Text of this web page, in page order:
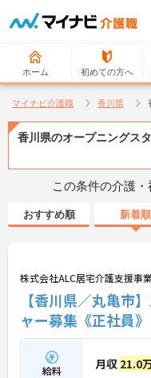
ホーム 初めての方へ
マイナビ介護職 香川県
香川県のオープニングス
この条件の介護
おすすめ順 新着順
株式会社ALC居宅介護支援事
【香川県／丸亀市
ャー募集《正社員》
給料 月収 21.0